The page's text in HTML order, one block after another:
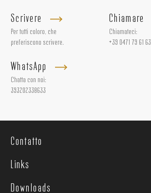
Scrivere
Per tutti coloro, che
preferiscono scrivere.
Chiamare
Chiamateci:
+39 0471 79 61 63
WhatsApp
Chatta con noi:
393202338633
Contatto
Links
Downloads